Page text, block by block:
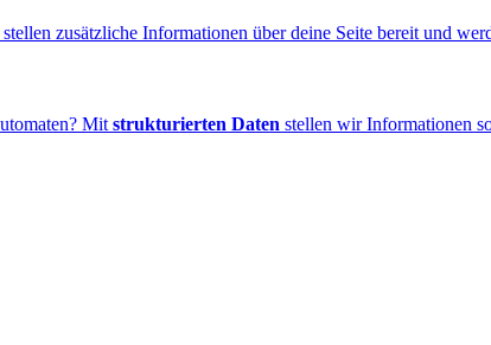
zusätzliche Informationen über deine Seite bereit und
Mitstrukturierten Daten stellen wir Informationen